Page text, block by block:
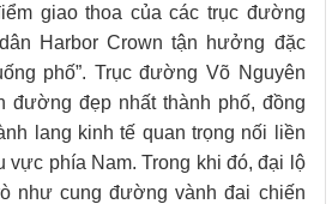
giao thoa của các trục đường
Harbor Crown tận hưởng đặc
phố”. Trục đường Võ Nguyên
đường đẹp nhất thành phố, đồng
lang kinh tế quan trọng nối liền
vực phía Nam. Trong khi đó, đại lộ
như cung đường vành đai chiến